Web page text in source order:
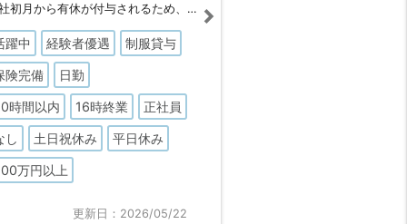
初月から有休が付与されるため、
ゼロで資格取得】
な専門資格は、すべて会社負担で
す。
着実にスキルアップができ、自身
を高めていける環境が整っていま
躍中 経験者優遇 制服貸与
険完備 日勤
時間以内 16時終業 正社員
し 土日祝休み 平日休み
万円以上
更新日：2026/05/22